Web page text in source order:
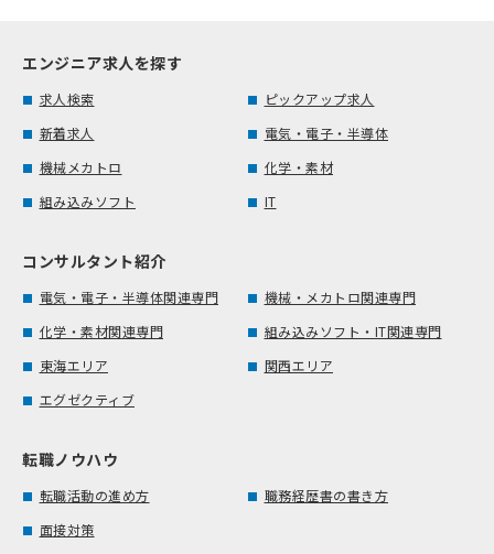
エンジニア求人を探す
求人検索
ピックアップ求人
新着求人
電気・電子・半導体
機械メカトロ
化学・素材
組み込みソフト
IT
コンサルタント紹介
電気・電子・半導体関連専門
機械・メカトロ関連専門
化学・素材関連専門
組み込みソフト・IT関連専門
東海エリア
関西エリア
エグゼクティブ
転職ノウハウ
転職活動の進め方
職務経歴書の書き方
面接対策